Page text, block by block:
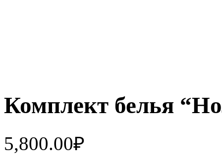
Комплект белья
5,800.00₽